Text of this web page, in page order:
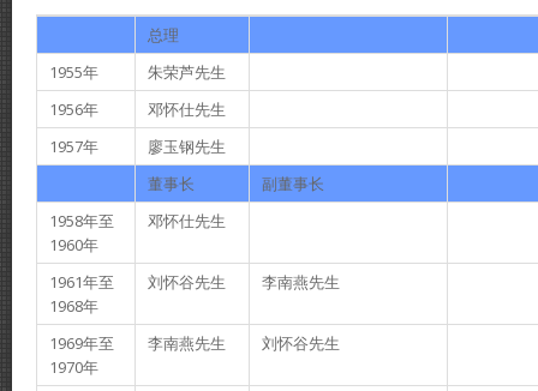
总理
1955年
朱荣芦先生
1956年
邓怀仕先生
1957年
廖玉钢先生
董事长
副董事长
1958年至
1960年
邓怀仕先生
1961年至
1968年
刘怀谷先生 李南燕先生
1969年至
1970年
李南燕先生 刘怀谷先生